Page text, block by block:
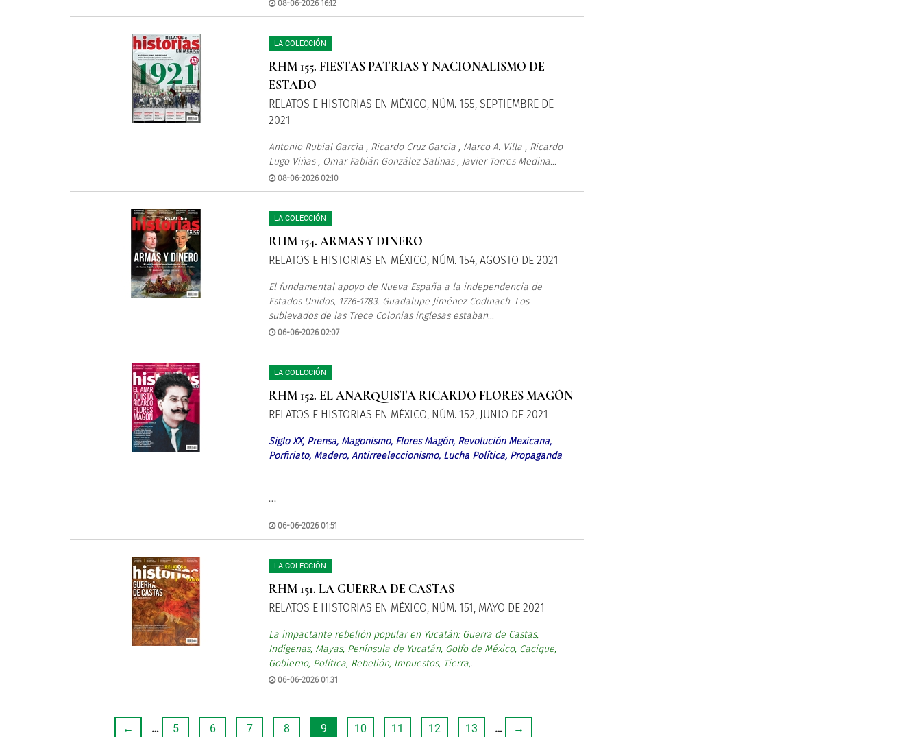
08-06-2026 16:12
LA COLECCIÓN
RHM 155. FIESTAS PATRIAS Y NACIONALISMO DE
ESTADO
RELATOS E HISTORIAS EN MÉXICO, NÚM. 155, SEPTIEMBRE DE
2021
Antonio Rubial García , Ricardo Cruz García , Marco A. Villa , Ricardo
Lugo Viñas , Omar Fabián González Salinas , Javier Torres Medina...
08-06-2026 02:10
LA COLECCIÓN
RHM 154. ARMAS Y DINERO
RELATOS E HISTORIAS EN MÉXICO, NÚM. 154, AGOSTO DE 2021
El fundamental apoyo de Nueva España a la independencia de
Estados Unidos, 1776-1783. Guadalupe Jiménez Codinach. Los
sublevados de las Trece Colonias inglesas estaban...
06-06-2026 02:07
LA COLECCIÓN
RHM 152. EL ANARQUISTA RICARDO FLORES MAGÓN
RELATOS E HISTORIAS EN MÉXICO, NÚM. 152, JUNIO DE 2021
Siglo XX, Prensa, Magonismo, Flores Magón, Revolución Mexicana,
Porfiriato, Madero, Antirreeleccionismo, Lucha Política, Propaganda
...
06-06-2026 01:51
LA COLECCIÓN
RHM 151. LA GUERRA DE CASTAS
RELATOS E HISTORIAS EN MÉXICO, NÚM. 151, MAYO DE 2021
La impactante rebelión popular en Yucatán: Guerra de Castas,
Indígenas, Mayas, Península de Yucatán, Golfo de México, Cacique,
Gobierno, Política, Rebelión, Impuestos, Tierra,...
06-06-2026 01:31
← … 5 6 7 8 9 10 11 12 13 … →